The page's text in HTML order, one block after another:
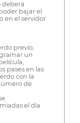
deberá
bajar el
en el servidor
previo,
un
pases en las
con la
de
el día